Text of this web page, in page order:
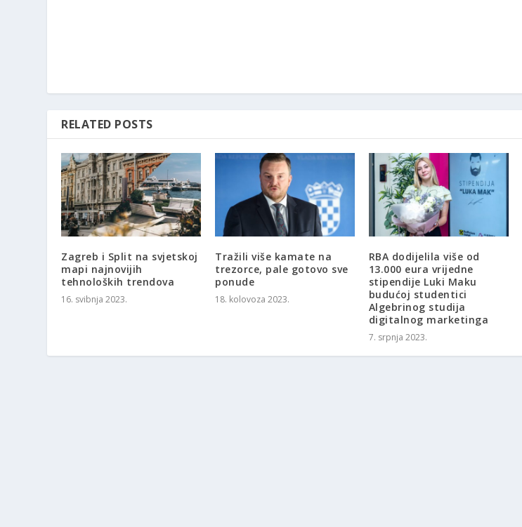
RELATED POSTS
Zagreb i Split na svjetskoj
mapi najnovijih
tehnoloških trendova
16. svibnja 2023.
Tražili više kamate na
trezorce, pale gotovo sve
ponude
18. kolovoza 2023.
RBA dodijelila više od
13.000 eura vrijedne
stipendije Luki Maku
budućoj studentici
Algebrinog studija
digitalnog marketinga
7. srpnja 2023.